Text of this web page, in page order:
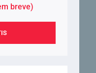
breve)